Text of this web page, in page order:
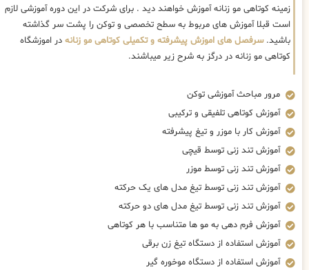
زمینه کوتاهی مو زنانه آموزش خواهند دید . برای شرکت در این دوره آموزشی لازم
است قبلا آموزش های مربوط به سطح تخصصی و توکن را پشت سر گذاشته
باشید.سرفصل های اموزش پیشرفته و تکمیلی کوتاهی مو زنانهدر اموزشگاه
کوتاهی مو زنانه در درگز به شرح زیر میباشند.
مرور مباحث آموزشی توکن
آموزش کوتاهی تلفیقی و ترکیبی
آموزش کار با موزر و تیغ پیشرفته
آموزش تند زنی توسط قیچی
آموزش تند زنی توسط موزر
آموزش تند زنی توسط تیغ مدل های یک حرکته
آموزش تند زنی توسط تیغ مدل های دو حرکته
آموزش فرم دهی به مو ها متناسب با هر کوتاهی
آموزش استفاده از دستگاه تیغ زن برقی
آموزش استفاده از دستگاه موخوره گیر